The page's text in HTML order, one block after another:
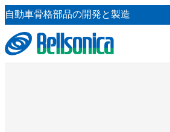
内
容
を
ス
キ
自動車骨格部品の開発と製造